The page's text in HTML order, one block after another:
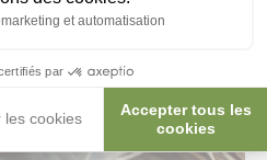
et automatisation
par
les cookies
Accepter tous les
cookies
éviter qu’elle ne fêle les